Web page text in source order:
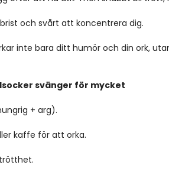
och svårt att koncentrera dig.
inte bara ditt humör och din ork,
svänger för mycket
+ arg).
kaffe för att orka.